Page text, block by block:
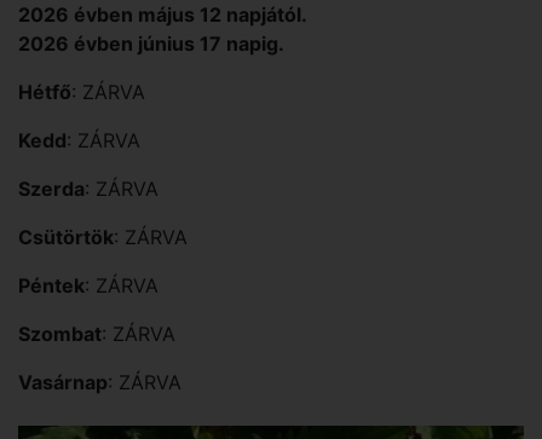
2026 évben május 12 napjától.
2026 évben június 17 napig.
Hétfő: ZÁRVA
Kedd: ZÁRVA
Szerda: ZÁRVA
Csütörtök: ZÁRVA
Péntek: ZÁRVA
Szombat: ZÁRVA
Vasárnap: ZÁRVA